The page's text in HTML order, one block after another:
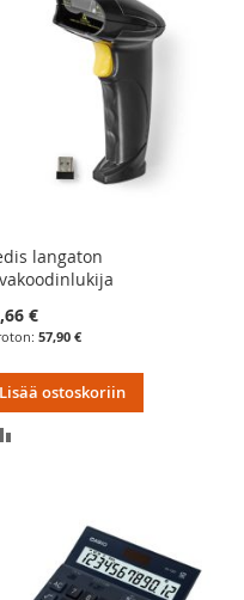
langaton
€
57,90 €
Lisää ostoskoriin